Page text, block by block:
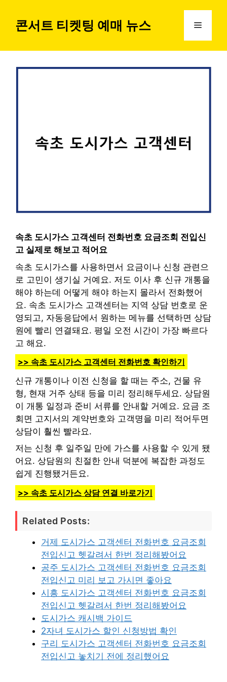
콘서트 티켓팅 예매 뉴스 메
속초 도시가스 고객센터 전화번호 요금조회 전입신
고 실제로 해보고 적어요
속초 도시가스를 사용하면서 요금이나 신청 관련으
로 고민이 생기실 거예요. 저도 이사 후 신규 개통을
해야 하는데 어떻게 해야 하는지 몰라서 전화했어
요. 속초 도시가스 고객센터는 지역 상담 번호로 운
영되고, 자동응답에서 원하는 메뉴를 선택하면 상담
원에 빨리 연결돼요. 평일 오전 시간이 가장 빠르다
고 해요.
>> 속초 도시가스 고객센터 전화번호 확인하기
신규 개통이나 이전 신청을 할 때는 주소, 건물 유
형, 현재 거주 상태 등을 미리 정리해두세요. 상담원
이 개통 일정과 준비 서류를 안내할 거예요. 요금 조
회면 고지서의 계약번호와 고객명을 미리 적어두면
상담이 훨씬 빨라요.
저는 신청 후 일주일 만에 가스를 사용할 수 있게 됐
어요. 상담원의 친절한 안내 덕분에 복잡한 과정도
쉽게 진행됐거든요.
>> 속초 도시가스 상담 연결 바로가기
Related Posts:
거제 도시가스 고객센터 전화번호 요금조회
전입신고 헷갈려서 한번 정리해봤어요
공주 도시가스 고객센터 전화번호 요금조회
전입신고 미리 보고 가시면 좋아요
시흥 도시가스 고객센터 전화번호 요금조회
전입신고 헷갈려서 한번 정리해봤어요
도시가스 캐시백 가이드
2자녀 도시가스 할인 신청방법 확인
구리 도시가스 고객센터 전화번호 요금조회
전입신고 놓치기 전에 정리했어요